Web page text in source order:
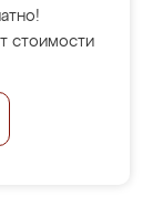
стоимости